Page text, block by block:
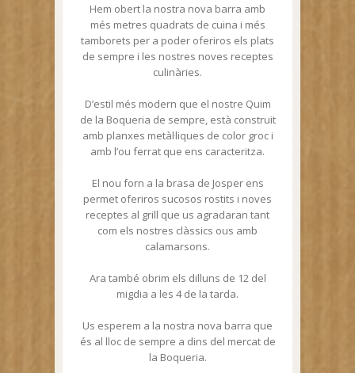
Hem obert la nostra nova barra amb
més metres quadrats de cuina i més
tamborets per a poder oferiros els plats
de sempre i les nostres noves receptes
culinàries.
D’estil més modern que el nostre Quim
de la Boqueria de sempre, està construit
amb planxes metàl·liques de color groc i
amb l’ou ferrat que ens caracteritza.
El nou forn a la brasa de Josper ens
permet oferiros sucosos rostits i noves
receptes al grill que us agradaran tant
com els nostres clàssics ous amb
calamarsons.
Ara també obrim els dilluns de 12 del
migdia a les 4 de la tarda.
Us esperem a la nostra nova barra que
és al lloc de sempre a dins del mercat de
la Boqueria.